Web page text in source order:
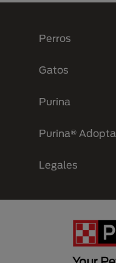
Perros
Gatos
Purina
Purina® Adopta
Legales